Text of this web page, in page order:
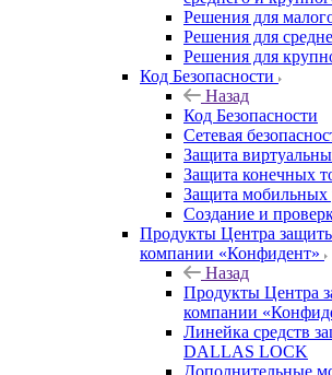
Решения для
Решения для
Решения для
Код Безопасности
Назад
Код Безопасности
Сетевая
Защита
Защита конечных
Защита мобильных
Создание и
Продукты Центра
компании «Конфидент»
Назад
Продукты Центра
компании
Линейка средств
DALLAS LOCK
Дополнительные